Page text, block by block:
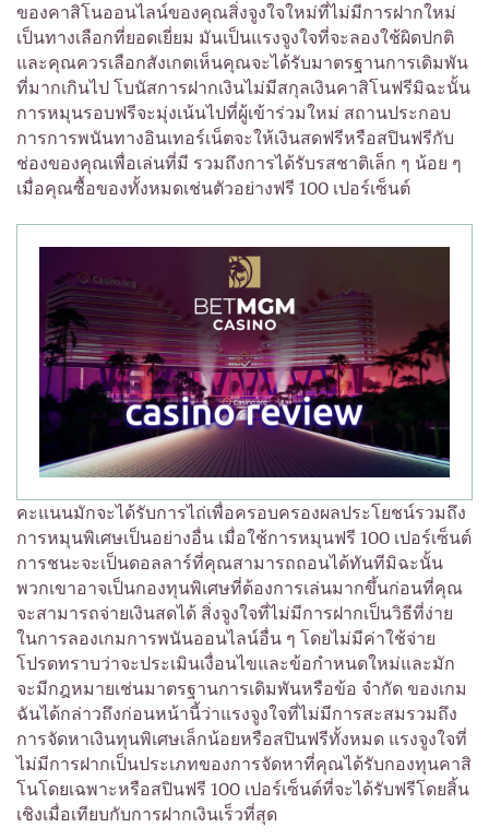
ของคาสิโนออนไลน์ของคุณสิ่งจูงใจใหม่ที่ไม่มีการฝากใหม่
เป็นทางเลือกที่ยอดเยี่ยม มันเป็นแรงจูงใจที่จะลองใช้ผิดปกติ
และคุณควรเลือกสังเกตเห็นคุณจะได้รับมาตรฐานการเดิมพัน
ที่มากเกินไป โบนัสการฝากเงินไม่มีสกุลเงินคาสิโนฟรีมิฉะนั้น
การหมุนรอบฟรีจะมุ่งเน้นไปที่ผู้เข้าร่วมใหม่ สถานประกอบ
การการพนันทางอินเทอร์เน็ตจะให้เงินสดฟรีหรือสปินฟรีกับ
ช่องของคุณเพื่อเล่นที่มี รวมถึงการได้รับรสชาติเล็ก ๆ น้อย ๆ
เมื่อคุณซื้อของทั้งหมดเช่นตัวอย่างฟรี 100 เปอร์เซ็นต์
คะแนนมักจะได้รับการไถ่เพื่อครอบครองผลประโยชน์รวมถึง
การหมุนพิเศษเป็นอย่างอื่น เมื่อใช้การหมุนฟรี 100 เปอร์เซ็นต์
การชนะจะเป็นดอลลาร์ที่คุณสามารถถอนได้ทันทีมิฉะนั้น
พวกเขาอาจเป็นกองทุนพิเศษที่ต้องการเล่นมากขึ้นก่อนที่คุณ
จะสามารถจ่ายเงินสดได้ สิ่งจูงใจที่ไม่มีการฝากเป็นวิธีที่ง่าย
ในการลองเกมการพนันออนไลน์อื่น ๆ โดยไม่มีค่าใช้จ่าย
โปรดทราบว่าจะประเมินเงื่อนไขและข้อกำหนดใหม่และมัก
จะมีกฎหมายเช่นมาตรฐานการเดิมพันหรือข้อ จำกัด ของเกม
ฉันได้กล่าวถึงก่อนหน้านี้ว่าแรงจูงใจที่ไม่มีการสะสมรวมถึง
การจัดหาเงินทุนพิเศษเล็กน้อยหรือสปินฟรีทั้งหมด แรงจูงใจที่
ไม่มีการฝากเป็นประเภทของการจัดหาที่คุณได้รับกองทุนคาสิ
โนโดยเฉพาะหรือสปินฟรี 100 เปอร์เซ็นต์ที่จะได้รับฟรีโดยสิ้น
เชิงเมื่อเทียบกับการฝากเงินเร็วที่สุด